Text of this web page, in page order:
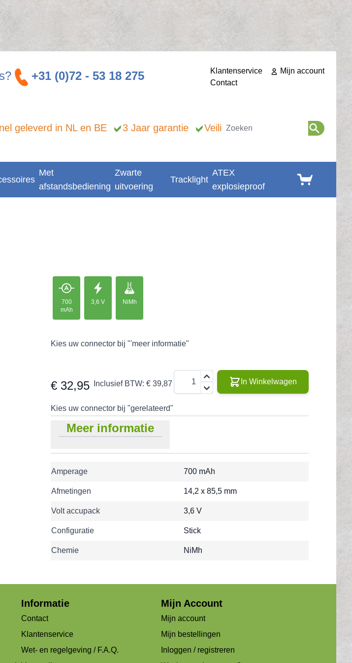
Zoeken
Klantenservice
Mijn account
Contact
+31 (0)72 - 53 18 275
geleverd in NL en BE 3 Jaar garantie Veilig betalen
Met
afstandsbediening
Zwarte
uitvoering
Tracklight
ATEX
explosieproof
Winkelwagen
700
mAh
3,6 V NiMh
Kies uw connector bij "'meer informatie"
€ 32,95 Inclusief BTW: € 39,87 In Winkelwagen
Kies uw connector bij "gerelateerd"
Meer informatie
Amperage 700 mAh
Afmetingen 14,2 x 85,5 mm
Volt accupack 3,6 V
Configuratie Stick
Chemie NiMh
Informatie
Contact
Klantenservice
Wet- en regelgeving / F.A.Q.
Mijn Account
Mijn account
Mijn bestellingen
Inloggen / registreren